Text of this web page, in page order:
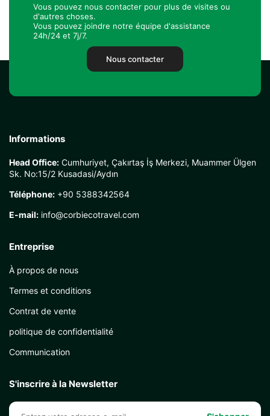
Vous pouvez nous contacter pour plus de visites ou
d'autres choses.
Vous pouvez joindre notre équipe d'assistance
24h/24 et 7j/7.
Nous contacter
Informations
Head Office: Cumhuriyet, Çakırtaş İş Merkezi, Muammer Ülgen
Sk. No:15/2 Kusadasi/Aydın
Téléphone: +90 5388342564
E-mail: info@corbiecotravel.com
Entreprise
À propos de nous
Termes et conditions
Contrat de vente
politique de confidentialité
Communication
S'inscrire à la Newsletter